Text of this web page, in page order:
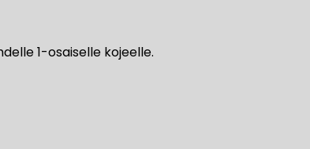
1-osaiselle kojeelle.